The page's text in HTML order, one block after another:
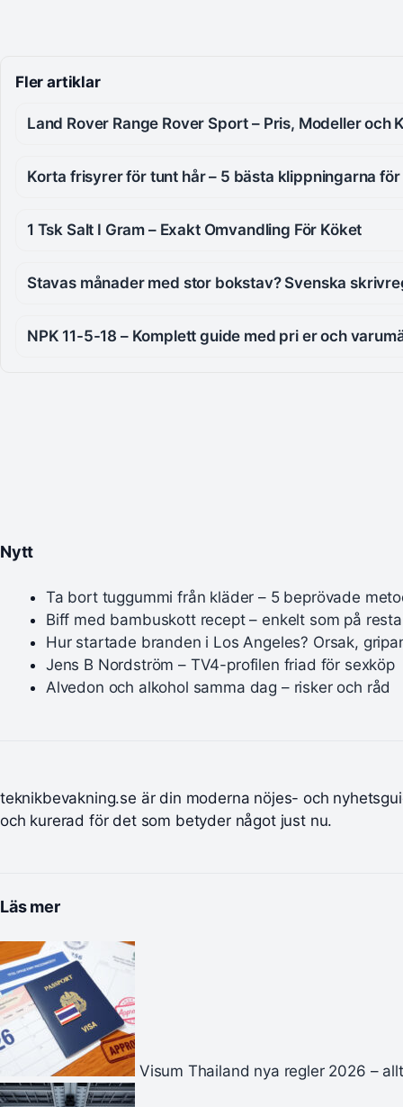
Fler artiklar
Land Rover Range Rover Sport – Pris, Modeller och
Korta frisyrer för tunt hår – 5 bästa klippningarna
1 Tsk Salt I Gram – Exakt Omvandling För Köket
Stavas månader med stor bokstav? Svenska
NPK 11-5-18 – Komplett guide med pri er och
Nytt
Ta bort tuggummi från kläder – 5 beprövade
Biff med bambuskott recept – enkelt som på
Hur startade branden i Los Angeles? Orsak,
Jens B Nordström – TV4-profilen friad för sexköp
Alvedon och alkohol samma dag – risker och råd
teknikbevakning.se är din moderna nöjes- och
och kurerad för det som betyder något just nu.
Läs mer
Visum Thailand nya regler 2026 –